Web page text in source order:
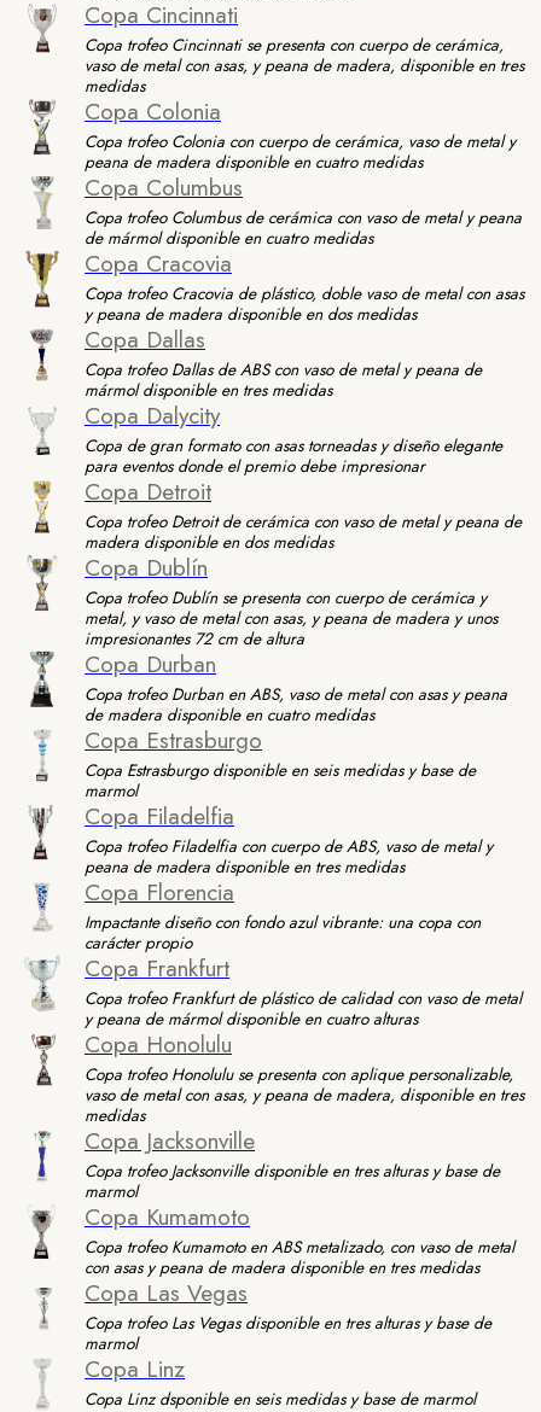
Copa Cincinnati
Copa trofeo Cincinnati se presenta con cuerpo de cerámica,
vaso de metal con asas, y peana de madera, disponible en tres
medidas
Copa Colonia
Copa trofeo Colonia con cuerpo de cerámica, vaso de metal y
peana de madera disponible en cuatro medidas
Copa Columbus
Copa trofeo Columbus de cerámica con vaso de metal y peana
de mármol disponible en cuatro medidas
Copa Cracovia
Copa trofeo Cracovia de plástico, doble vaso de metal con asas
y peana de madera disponible en dos medidas
Copa Dallas
Copa trofeo Dallas de ABS con vaso de metal y peana de
mármol disponible en tres medidas
Copa Dalycity
Copa de gran formato con asas torneadas y diseño elegante
para eventos donde el premio debe impresionar
Copa Detroit
Copa trofeo Detroit de cerámica con vaso de metal y peana de
madera disponible en dos medidas
Copa Dublín
Copa trofeo Dublín se presenta con cuerpo de cerámica y
metal, y vaso de metal con asas, y peana de madera y unos
impresionantes 72 cm de altura
Copa Durban
Copa trofeo Durban en ABS, vaso de metal con asas y peana
de madera disponible en cuatro medidas
Copa Estrasburgo
Copa Estrasburgo disponible en seis medidas y base de
marmol
Copa Filadelfia
Copa trofeo Filadelfia con cuerpo de ABS, vaso de metal y
peana de madera disponible en tres medidas
Copa Florencia
Impactante diseño con fondo azul vibrante: una copa con
carácter propio
Copa Frankfurt
Copa trofeo Frankfurt de plástico de calidad con vaso de metal
y peana de mármol disponible en cuatro alturas
Copa Honolulu
Copa trofeo Honolulu se presenta con aplique personalizable,
vaso de metal con asas, y peana de madera, disponible en tres
medidas
Copa Jacksonville
Copa trofeo Jacksonville disponible en tres alturas y base de
marmol
Copa Kumamoto
Copa trofeo Kumamoto en ABS metalizado, con vaso de metal
con asas y peana de madera disponible en tres medidas
Copa Las Vegas
Copa trofeo Las Vegas disponible en tres alturas y base de
marmol
Copa Linz
Copa Linz dsponible en seis medidas y base de marmol